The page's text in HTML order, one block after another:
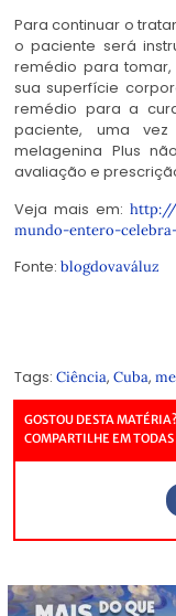
Para continuar o
o paciente será
remédio para
sua superfície
remédio para a
paciente, uma
melagenina Plus
avaliação e
Veja mais em: http://
mundo-entero-
Fonte: blogdovaváluz
Tags: Ciência, Cuba,
GOSTOU DESTA
COMPARTILHE EM TODAS